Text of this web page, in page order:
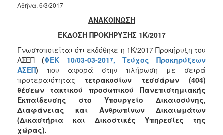
2019
2016
2015
2012
2011
Αθήνα, 6/3/2017
ΑΝΑΚΟΙΝΩΣΗ
ΕΚΔΟΣΗ ΠΡΟΚΗΡΥΞΗΣ 1Κ/2017
Γνωστοποιείται ότι εκδόθηκε η 1Κ/2017 Προκήρυξη του
ΑΣΕΠ(ΦΕΚ 10/03-03-2017, Τεύχος Προκηρύξεων
ΑΣΕΠ) που αφορά στην πλήρωση με σειρά
προτεραιότηταςτετρακοσίων τεσσάρων (404)
θέσεων τακτικού
προσωπικού Πανεπιστημιακής
Εκπαίδευσης στο Υπουργείο Δικαιοσύνης,
Διαφάνειας και Ανθρωπίνων Δικαιωμάτων
(Δικαστήρια και Δικαστικές Υπηρεσίες της
χώρας).